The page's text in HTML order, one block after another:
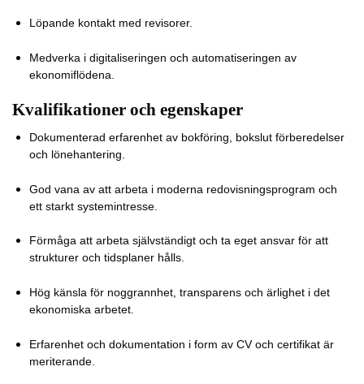
Löpande kontakt med revisorer.
Medverka i digitaliseringen och automatiseringen av
ekonomiflödena.
Kvalifikationer och egenskaper
Dokumenterad erfarenhet av bokföring, bokslut förberedelser
och lönehantering.
God vana av att arbeta i moderna redovisningsprogram och
ett starkt systemintresse.
Förmåga att arbeta självständigt och ta eget ansvar för att
strukturer och tidsplaner hålls.
Hög känsla för noggrannhet, transparens och ärlighet i det
ekonomiska arbetet.
Erfarenhet och dokumentation i form av CV och certifikat är
meriterande.